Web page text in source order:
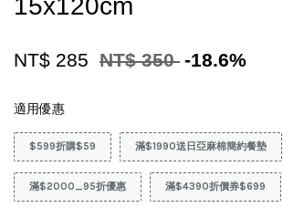
15x120cm
NT$ 285 NT$ 350 -18.6%
適用優惠
$599折購$59 滿$1990送日亞麻棉簡約餐墊
滿$2000_95折優惠 滿$4390折價券$699